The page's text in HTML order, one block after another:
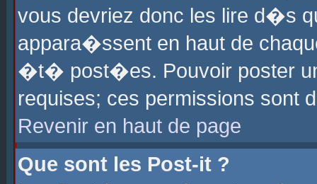
vous devriez donc les lire d�s
appara�ssent en haut de
�t� post�es. Pouvoir poster
requises; ces permissions sont
Revenir en haut de page
Que sont les Post-it ?